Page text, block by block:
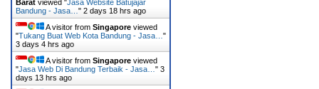
Barat viewed "Jasa Website Batujajar
Bandung - Jasa…" 2 days 18 hrs ago
A visitor from Singapore viewed
"Tukang Buat Web Kota Bandung - Jasa…"
3 days 4 hrs ago
A visitor from Singapore viewed
"Jasa Web Di Bandung Terbaik - Jasa…" 3
days 13 hrs ago